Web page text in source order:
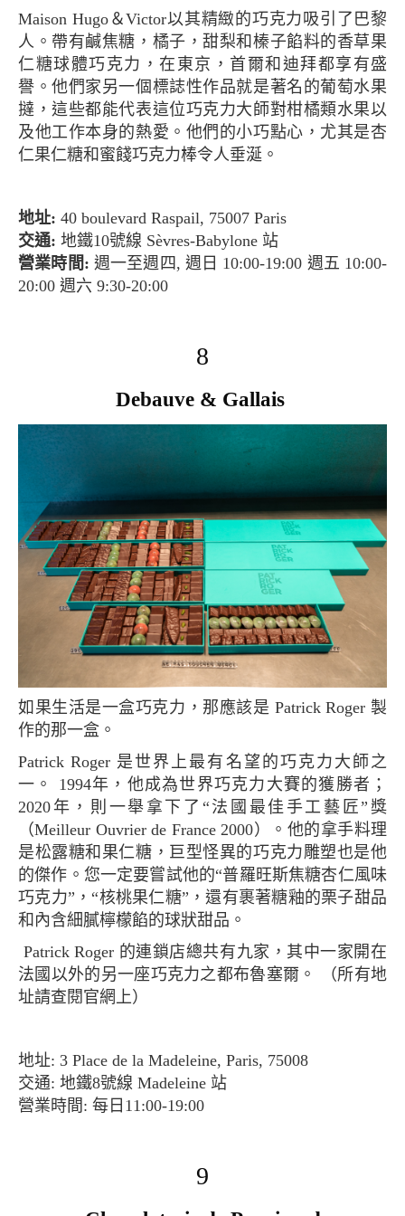
Maison Hugo＆Victor以其精緻的巧克力吸引了巴黎
人。帶有鹹焦糖，橘子，甜梨和榛子餡料的香草果
仁糖球體巧克力，在東京，首爾和迪拜都享有盛
譽。他們家另一個標誌性作品就是著名的葡萄水果
撻，這些都能代表這位巧克力大師對柑橘類水果以
及他工作本身的熱愛。他們的小巧點心，尤其是杏
仁果仁糖和蜜餞巧克力棒令人垂涎。
地址: 40 boulevard Raspail, 75007 Paris
交通: 地鐵10號線 Sèvres-Babylone 站
營業時間: 週一至週四, 週日 10:00-19:00 週五 10:00-
20:00 週六 9:30-20:00
8
Debauve & Gallais
如果生活是一盒巧克力，那應該是 Patrick Roger 製
作的那一盒。
Patrick Roger 是世界上最有名望的巧克力大師之
一。 1994年，他成為世界巧克力大賽的獲勝者；
2020年，則一舉拿下了“法國最佳手工藝匠”獎
（Meilleur Ouvrier de France 2000）。他的拿手料理
是松露糖和果仁糖，巨型怪異的巧克力雕塑也是他
的傑作。您一定要嘗試他的“普羅旺斯焦糖杏仁風味
巧克力”，“核桃果仁糖”，還有裹著糖釉的栗子甜品
和內含細膩檸檬餡的球狀甜品。
Patrick Roger 的連鎖店總共有九家，其中一家開在
法國以外的另一座巧克力之都布魯塞爾。 （所有地
址請查閱官網上）
地址: 3 Place de la Madeleine, Paris, 75008
交通: 地鐵8號線 Madeleine 站
營業時間: 每日11:00-19:00
9